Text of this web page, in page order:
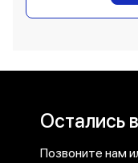
Остались
Позвоните нам